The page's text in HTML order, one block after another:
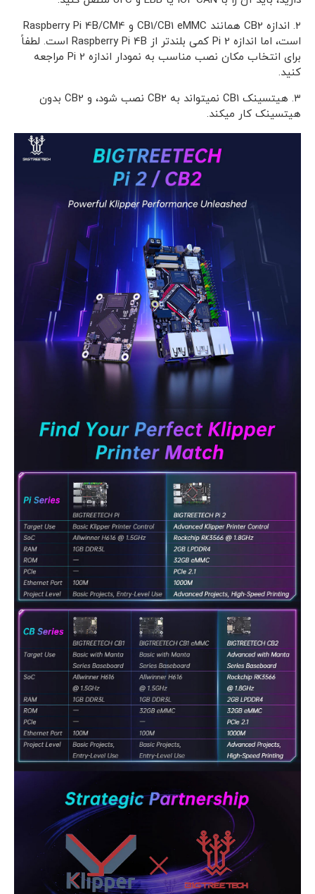
۲. اندازه CB2 همانند CB1/CB1 eMMC و Raspberry Pi 4B/CM4
است، اما اندازه Pi 2 کمی بلندتر از Raspberry Pi 4B است. لطفاً
برای انتخاب مکان نصب مناسب به نمودار اندازه Pi 2 مراجعه
کنید.
۳. هیتسینک CB1 نمیتواند به CB2 نصب شود، و CB2 بدون
هیتسینک کار میکند.